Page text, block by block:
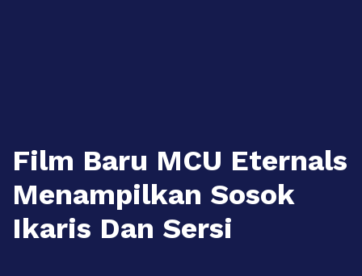
Film Baru MCU Eternals
Menampilkan Sosok
Ikaris Dan Sersi